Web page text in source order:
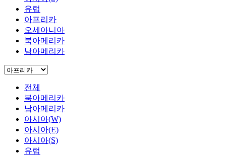
유럽
아프리카
오세아니아
북아메리카
남아메리카
전체
북아메리카
남아메리카
아시아(W)
아시아(E)
아시아(S)
유럽